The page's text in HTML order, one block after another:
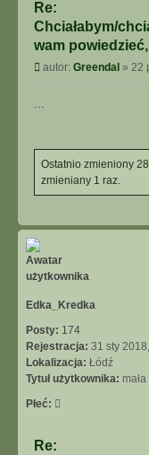
Re:
Chciałabym/
wam
Post
autor: Greendal » 22
Ostatnio zmieniony
zmieniany 1 raz.
Edka_Kredka
Posty: 174
Rejestracja: 31 sty
Lokalizacja: Łódź
Tytuł użytkownika:
Płeć:
Re: